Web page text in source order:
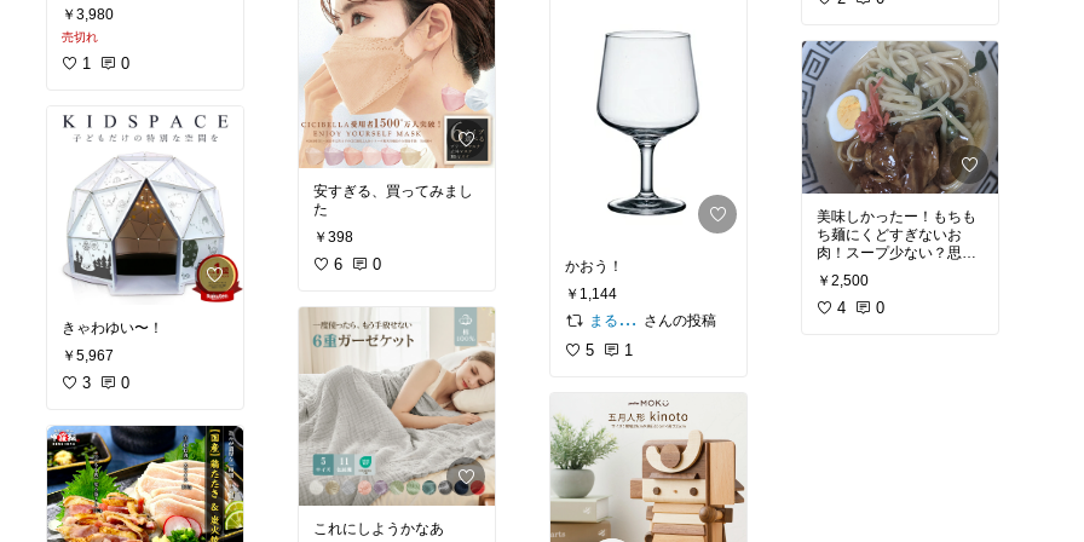
でばっちり
￥3,980
売切れ
1 0
きゃわゆい〜！
￥5,967
3 0
安すぎる、買ってみまし
た
￥398
6 0
これにしようかなあ
かおう！
￥1,144
まるみん家
さんの投稿
5 1
美味しかったー！もちも
ち麺にくどすぎないお
肉！スープ少ない？思い
つつ作ったら最後お肉の
タレスープも一緒にいれ
たら丁度！これは絶対に
￥2,500
4 0